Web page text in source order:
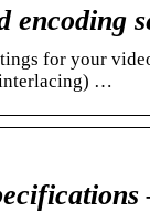
encoding
for your
interlacing) …